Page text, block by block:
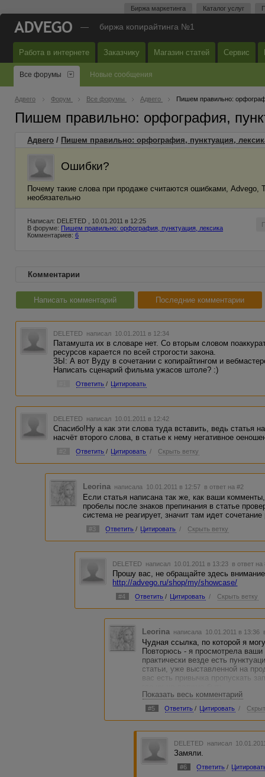
Биржа маркетинга Каталог услуг
— биржа копирайтинга №1
Работа в интернете Заказчику Магазин статей Сервис
Все форумы Новые сообщения
Адвего Форум Все форумы Адвего Пишем правильно:
Пишем правильно: орфография,
Адвего / Пишем правильно: орфография, пунктуация,
Ошибки?
Почему такие слова при продаже считаются ошибками, Advego,
необязательно
Написал: DELETED , 10.01.2011 в 12:25
В форуме: Пишем правильно: орфография, пунктуация, лексика
Комментариев: 6
Комментарии
Написать комментарий Последние комментарии
DELETED написал 10.01.2011 в 12:34
Патамушта их в словаре нет. Со вторым словом
ресурсов карается по всей строгости закона.
ЗЫ: А вот Вуду в сочетании с копирайтингом и
Написать сценарий фильма ужасов штоле? :)
Ответить / Цитировать
DELETED написал 10.01.2011 в 12:42
Спасибо!Ну а как эти слова туда вставить, ведь статья
насчёт второго слова, в статье к нему негативное
Ответить / Цитировать / Скрыть ветку
Leorina написала 10.01.2011 в 12:57 в ответ на #2
Если статья написана так же, как ваши
пробелы после знаков препинания в статье
система не реагирует, значит там идет
#3 Ответить / Цитировать / Скрыть ветку
DELETED написал 10.01.2011 в 13:23 в ответ на
Прошу вас, не обращайте здесь
http://advego.ru/shop/my/showcase/
#4 Ответить / Цитировать / Скрыть ветку
Leorina написала 10.01.2011 в 13:36
Чудная ссылка, по которой я
Повторюсь - я просмотрела
практически везде есть
статьи, уже выставленной на
вас есть привычка пропускать
Кстати, когда вам
- личная переписка, а не
Показать весь комментарий
#5 Ответить / Цитировать /
DELETED написал
Замяли.
#6 Ответить /